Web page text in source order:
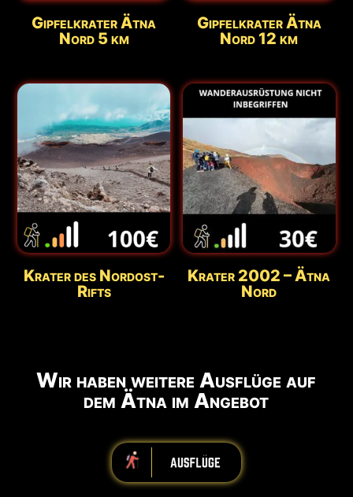
Gipfelkrater Ätna
Nord 5 km
Gipfelkrater Ätna
Nord 12 km
Krater des Nordost-
Rifts
Krater 2002 – Ätna
Nord
Wir haben weitere Ausflüge auf
dem Ätna im Angebot
iiiiiiiiiiiiiiiiiiiiiiii